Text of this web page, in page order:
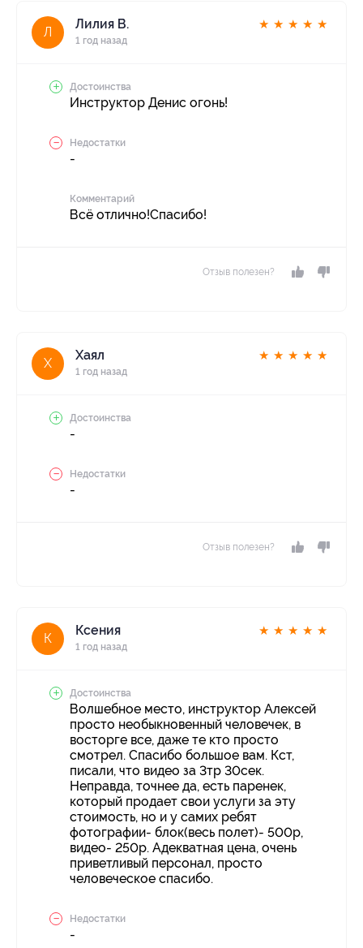
Л
Лилия В.
1 год назад
★ ★ ★ ★ ★
Достоинства
Инструктор Денис огонь!
Недостатки
-
Комментарий
Всё отлично!Спасибо!
Отзыв полезен?
Х
Хаял
1 год назад
★ ★ ★ ★ ★
Достоинства
-
Недостатки
-
Отзыв полезен?
К
Ксения
1 год назад
★ ★ ★ ★ ★
Достоинства
Волшебное место, инструктор Алексей
просто необыкновенный человечек, в
восторге все, даже те кто просто
смотрел. Спасибо большое вам. Кст,
писали, что видео за 3тр 30сек.
Неправда, точнее да, есть паренек,
который продает свои услуги за эту
стоимость, но и у самих ребят
фотографии- блок(весь полет)- 500р,
видео- 250р. Адекватная цена, очень
приветливый персонал, просто
человеческое спасибо.
Недостатки
-